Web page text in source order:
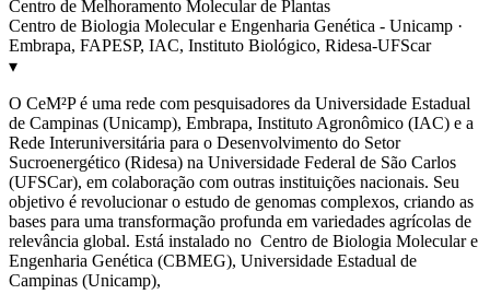
Centro de Melhoramento Molecular de Plantas
Centro de Biologia Molecular e Engenharia Genética - Unicamp ·
Embrapa, FAPESP, IAC, Instituto Biológico, Ridesa-UFScar
▾
O CeM²P é uma rede com pesquisadores da Universidade Estadual
de Campinas (Unicamp), Embrapa, Instituto Agronômico (IAC) e a
Rede Interuniversitária para o Desenvolvimento do Setor
Sucroenergético (Ridesa) na Universidade Federal de São Carlos
(UFSCar), em colaboração com outras instituições nacionais. Seu
objetivo é revolucionar o estudo de genomas complexos, criando as
bases para uma transformação profunda em variedades agrícolas de
relevância global. Está instalado no Centro de Biologia Molecular e
Engenharia Genética (CBMEG), Universidade Estadual de
Campinas (Unicamp),